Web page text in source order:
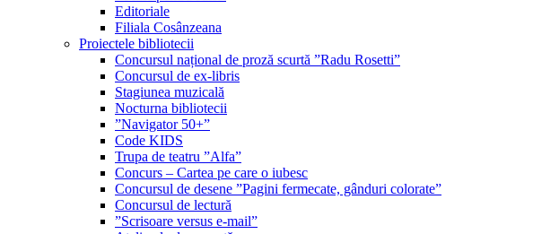
Editoriale
Filiala Cosânzeana
Proiectele bibliotecii
Concursul național de proză scurtă ”Radu Rosetti”
Concursul de ex-libris
Stagiunea muzicală
Nocturna bibliotecii
”Navigator 50+”
Code KIDS
Trupa de teatru ”Alfa”
Concurs – Cartea pe care o iubesc
Concursul de desene ”Pagini fermecate, gânduri colorate”
Concursul de lectură
”Scrisoare versus e-mail”